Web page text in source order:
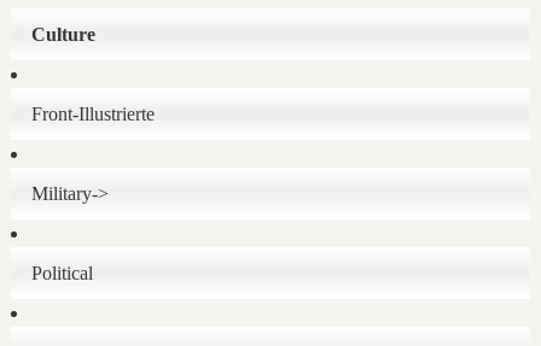
Culture
Front-Illustrierte
Military->
Political